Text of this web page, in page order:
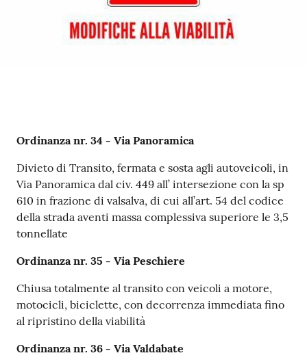
Contenuto
Ordinanza nr. 34 - Via Panoramica
Divieto di Transito, fermata e sosta agli autoveicoli, in
Via Panoramica dal civ. 449 all’ intersezione con la sp
610 in frazione di valsalva, di cui all’art. 54 del codice
della strada aventi massa complessiva superiore le 3,5
tonnellate
Ordinanza nr. 35 - Via Peschiere
Chiusa totalmente al transito con veicoli a motore,
motocicli, biciclette, con decorrenza immediata fino
al ripristino della viabilità
Ordinanza nr. 36 - Via Valdabate